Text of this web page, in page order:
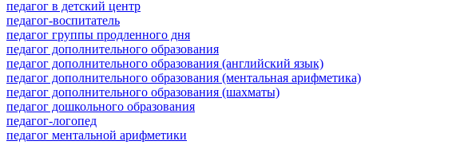
педагог в детский центр
педагог-воспитатель
педагог группы продленного дня
педагог дополнительного образования
педагог дополнительного образования (английский язык)
педагог дополнительного образования (ментальная арифметика)
педагог дополнительного образования (шахматы)
педагог дошкольного образования
педагог-логопед
педагог ментальной арифметики